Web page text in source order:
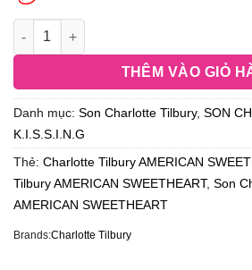
THÊM VÀO GIỎ
Danh mục: Son Charlotte Tilbury, SON
K.I.S.S.I.N.G
Thẻ: Charlotte Tilbury AMERICAN
Tilbury AMERICAN SWEETHEART, Son
AMERICAN SWEETHEART
Brands:Charlotte Tilbury